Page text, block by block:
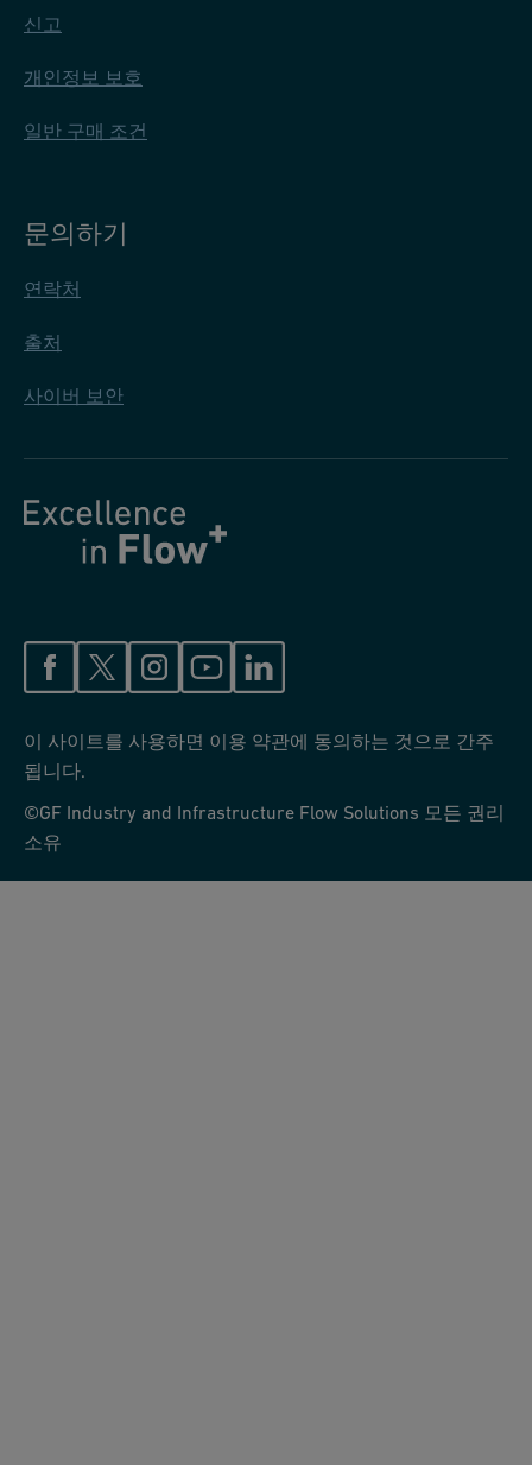
신고
개인정보 보호
일반 구매 조건
문의하기
연락처
출처
사이버 보안
이 사이트를 사용하면 이용 약관에 동의하는 것으로 간주
됩니다.
©GF Industry and Infrastructure Flow Solutions 모든 권리
소유